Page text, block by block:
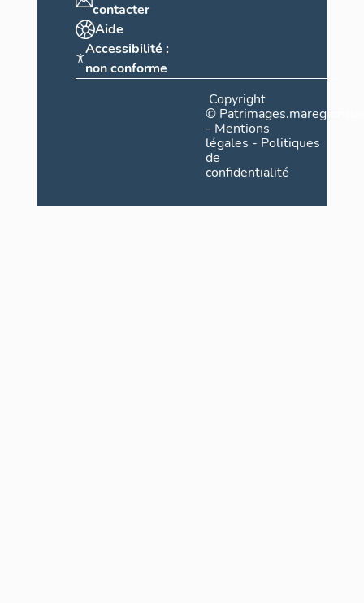
contacter
Aide
Accessibilité :
non conforme
Copyright
©
- Mentions
légales - Politiques
de
confidentialité